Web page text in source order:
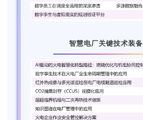
智慧电厂关键技术装备